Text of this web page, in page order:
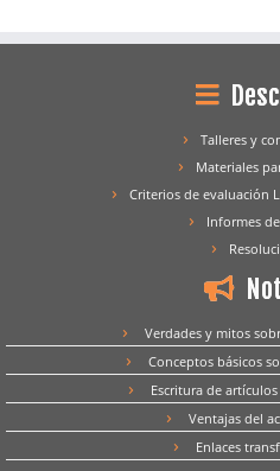
Talleres y
Materiales
Criterios de evaluación
Informes
Verdades y mitos
Conceptos básicos
Escritura de
Ventajas del
Enlaces